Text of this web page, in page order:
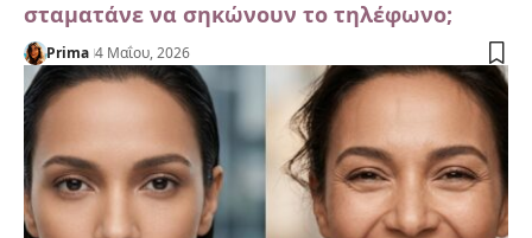
σταματάνε να σηκώνουν το τηλέφωνο;
Prima 4 Μαΐου, 2026